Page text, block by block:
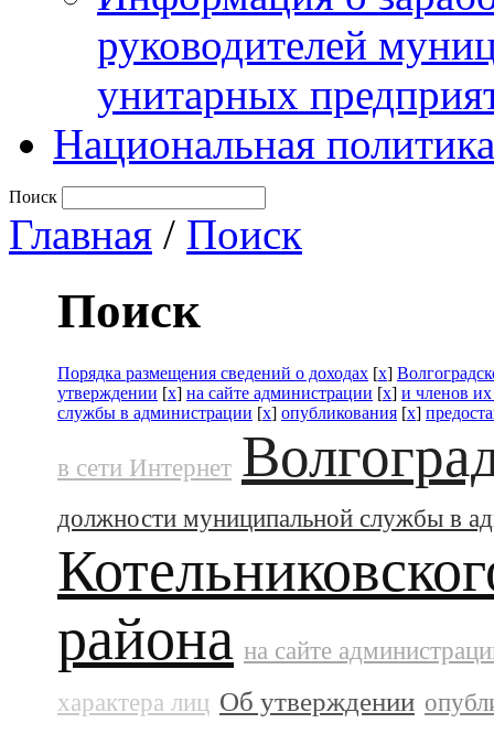
руководителей
унитарных
Национальная политика
Поиск
Главная / Поиск
Поиск
Порядка размещения сведений о доходах [x]
утверждении [x] на сайте администрации [x] и членов
службы в администрации [x] опубликования [x]
в сети Интернет
должности муниципальной службы в
района на сайте
характера лиц Об утверждении